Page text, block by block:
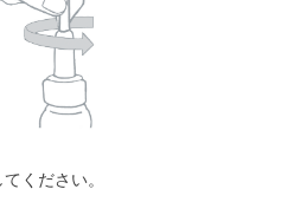
ください。
角層ケア
セラムオプティマイザー